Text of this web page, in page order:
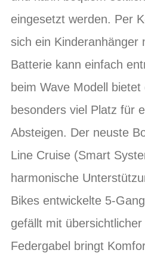
eingesetzt werden. Per
sich ein Kinderanhänger
Batterie kann einfach
beim Wave Modell
besonders viel Platz für
Absteigen. Der neuste
Line Cruise (Smart
harmonische
Bikes entwickelte 5-
gefällt mit
Federgabel bringt